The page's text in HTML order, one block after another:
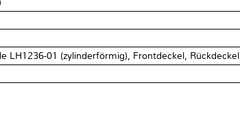
LH1236-01 (zylinderförmig), Frontdeckel, Rückdeckel